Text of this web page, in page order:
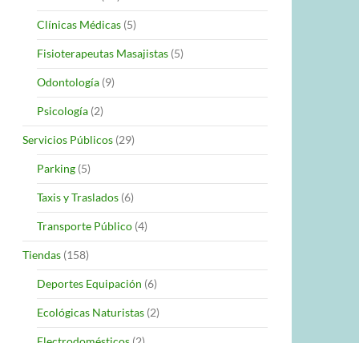
Clínicas Médicas (5)
Fisioterapeutas Masajistas (5)
Odontología (9)
Psicología (2)
Servicios Públicos (29)
Parking (5)
Taxis y Traslados (6)
Transporte Público (4)
Tiendas (158)
Deportes Equipación (6)
Ecológicas Naturistas (2)